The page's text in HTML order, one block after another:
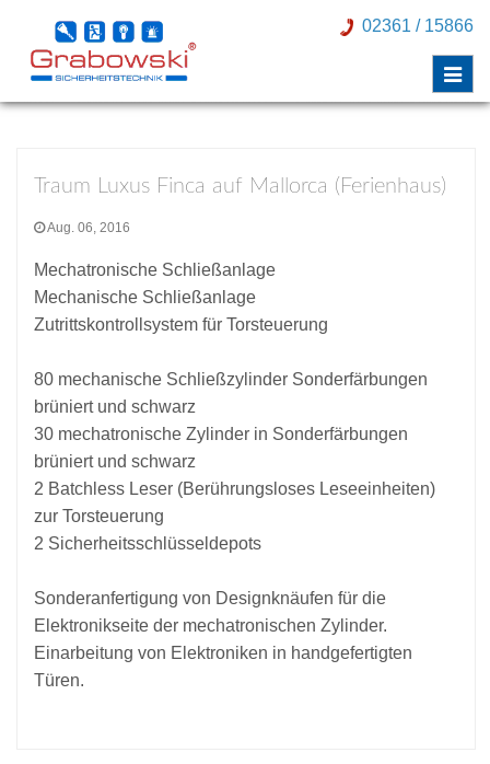
02361 / 15866
Hier ein Auszug von uns eingebauten
Schließanlagen in z.B. Ferienhäusern.
Traum Luxus Finca auf Mallorca (Ferienhaus)
Aug. 06, 2016
Mechatronische Schließanlage
Mechanische Schließanlage
Zutrittskontrollsystem für Torsteuerung
80 mechanische Schließzylinder Sonderfärbungen
brüniert und schwarz
30 mechatronische Zylinder in Sonderfärbungen
brüniert und schwarz
2 Batchless Leser (Berührungsloses Leseeinheiten)
zur Torsteuerung
2 Sicherheitsschlüsseldepots
Sonderanfertigung von Designknäufen für die
Elektronikseite der mechatronischen Zylinder.
Einarbeitung von Elektroniken in handgefertigten
Türen.